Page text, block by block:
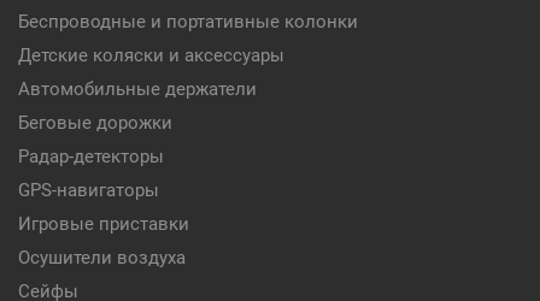
Беспроводные и портативные колонки
Детские коляски и аксессуары
Автомобильные держатели
Беговые дорожки
Радар-детекторы
GPS-навигаторы
Игровые приставки
Осушители воздуха
Сейфы